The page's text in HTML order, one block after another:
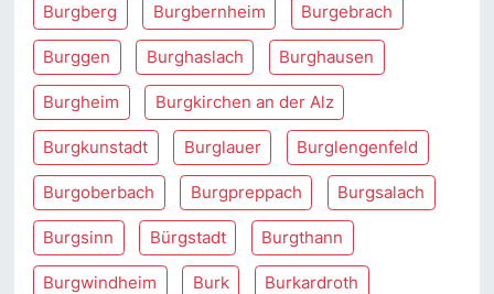
Burgberg Burgbernheim Burgebrach
Burggen Burghaslach Burghausen
Burgheim Burgkirchen an der Alz
Burgkunstadt Burglauer Burglengenfeld
Burgoberbach Burgpreppach Burgsalach
Burgsinn Bürgstadt Burgthann
Burgwindheim Burk Burkardroth